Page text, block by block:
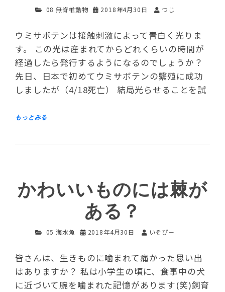
08 無脊椎動物 2018年4月30日 つじ
ウミサボテンは接触刺激によって青白く光りま
す。 この光は産まれてからどれくらいの時間が
経過したら発行するようになるのでしょうか？
先日、日本で初めてウミサボテンの繫殖に成功
しましたが（4/18死亡） 結局光らせることを試
かわいいものには棘が
ある？
05 海水魚 2018年4月30日 いそぴー
皆さんは、生きものに噛まれて痛かった思い出
はありますか？ 私は小学生の頃に、食事中の犬
に近づいて腕を噛まれた記憶があります(笑)飼育